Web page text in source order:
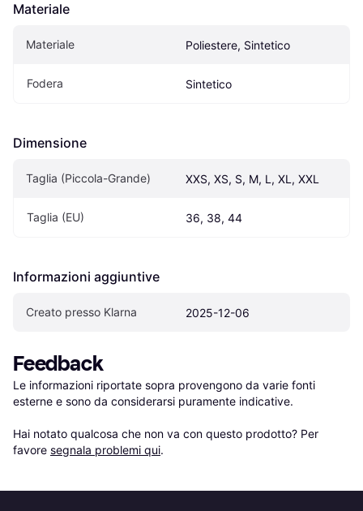
Materiale
Materiale Poliestere, Sintetico
Fodera Sintetico
Dimensione
Taglia (Piccola-Grande) XXS, XS, S, M, L, XL, XXL
Taglia (EU) 36, 38, 44
Informazioni aggiuntive
Creato presso Klarna 2025-12-06
Feedback
Le informazioni riportate sopra provengono da varie fonti
esterne e sono da considerarsi puramente indicative.
Hai notato qualcosa che non va con questo prodotto? Per
favore segnala problemi qui.